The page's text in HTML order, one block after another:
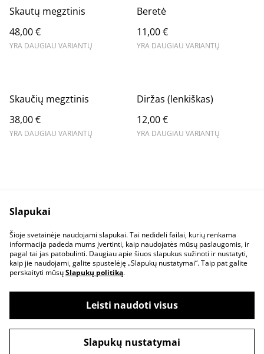
Skautų megztinis
48,00 €
YRA DAUGIAU VARIANTŲ
Beretė
11,00 €
YRA DAUGIAU VARIANTŲ
Skaučių megztinis
38,00 €
YRA DAUGIAU VARIANTŲ
Diržas (lenkiškas)
12,00 €
YRA DAUGIAU VARIANTŲ
Susisiekite
Teisinė informacija
Privatumo politika
Slapukų politika
©2026Azimutas, Europos skautų kioskelis
powered by
Slapukai
Šioje svetainėje naudojami slapukai. Tai nedideli failai, kurių renkama
informacija padeda mums įvertinti, kaip naudojatės mūsų paslaugomis, ir
pagal tai jas patobulinti. Daugiau apie šiuos slapukus sužinoti ir nustatyti,
kaip jie naudojami, galite spustelėję „Slapukų nustatymai“. Taip pat galite
perskaityti mūsųSlapukų politiką.
Leisti naudoti visus
Slapukų nustatymai